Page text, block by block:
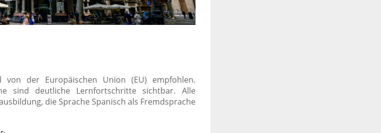
von der Europäischen Union (EU) empfohlen.
sind deutliche Lernfortschritte sichtbar. Alle
die Sprache Spanisch als Fremdsprache